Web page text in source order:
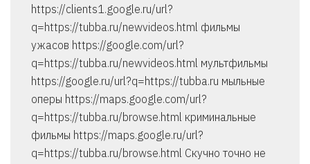
https://clients1.google.ru/url?
q=https://tubba.ru/newvideos.html фильмы
ужасов https://google.com/url?
q=https://tubba.ru/newvideos.html мультфильмы
https://google.ru/url?q=https://tubba.ru мыльные
оперы https://maps.google.com/url?
q=https://tubba.ru/browse.html криминальные
фильмы https://maps.google.ru/url?
q=https://tubba.ru/browse.html Скучно точно не